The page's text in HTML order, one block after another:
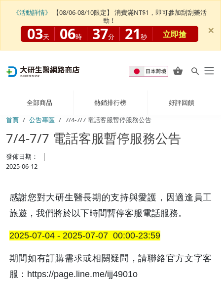
全部商品 熱銷排行榜
好評回饋
首頁
公告專區 7/4-7/7 電話客服暫停服務公告
7/4-7/7 電話客服暫停服務公告
發佈日期：
2025-06-12
感謝您對大研生醫長期的支持與愛護，因適逢員工
旅遊，我們將於以下時間暫停客服電話服務。
2025-07-04 - 2025-07-07  00:00-23:59
期間如有訂購需求或相關疑問，請聯絡官方文字客
服：https://page.line.me/ijj4901o
《活動詳情》
【08/06-08/10限定】 消費滿NT$1，即可參加刮刮樂活
動！
03天 06時 37分 21 秒 立即搶 ×